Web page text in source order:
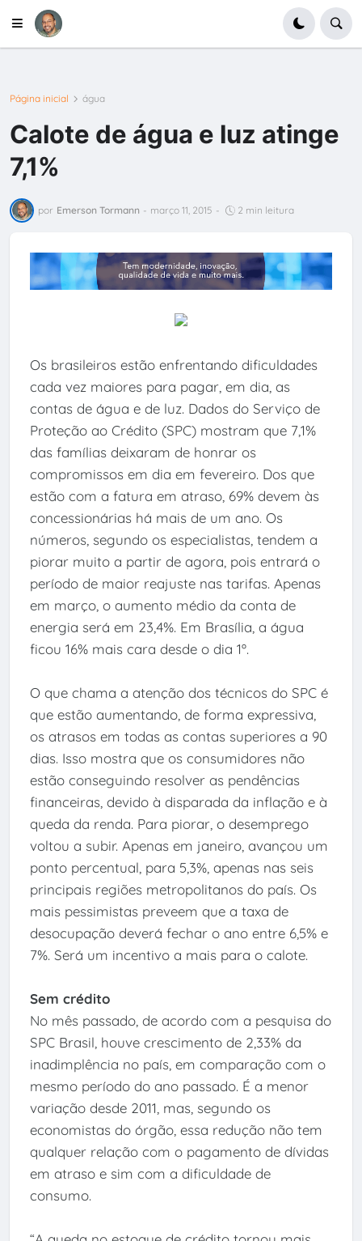
Página inicial água
Calote de água e luz atinge
7,1%
por Emerson Tormann - março 11, 2015 - 2 min leitura
Os brasileiros estão enfrentando dificuldades
cada vez maiores para pagar, em dia, as
contas de água e de luz. Dados do Serviço de
Proteção ao Crédito (SPC) mostram que 7,1%
das famílias deixaram de honrar os
compromissos em dia em fevereiro. Dos que
estão com a fatura em atraso, 69% devem às
concessionárias há mais de um ano. Os
números, segundo os especialistas, tendem a
piorar muito a partir de agora, pois entrará o
período de maior reajuste nas tarifas. Apenas
em março, o aumento médio da conta de
energia será em 23,4%. Em Brasília, a água
ficou 16% mais cara desde o dia 1º.
O que chama a atenção dos técnicos do SPC é
que estão aumentando, de forma expressiva,
os atrasos em todas as contas superiores a 90
dias. Isso mostra que os consumidores não
estão conseguindo resolver as pendências
financeiras, devido à disparada da inflação e à
queda da renda. Para piorar, o desemprego
voltou a subir. Apenas em janeiro, avançou um
ponto percentual, para 5,3%, apenas nas seis
principais regiões metropolitanos do país. Os
mais pessimistas preveem que a taxa de
desocupação deverá fechar o ano entre 6,5% e
7%. Será um incentivo a mais para o calote.
Sem crédito
No mês passado, de acordo com a pesquisa do
SPC Brasil, houve crescimento de 2,33% da
inadimplência no país, em comparação com o
mesmo período do ano passado. É a menor
variação desde 2011, mas, segundo os
economistas do órgão, essa redução não tem
qualquer relação com o pagamento de dívidas
em atraso e sim com a dificuldade de
consumo.